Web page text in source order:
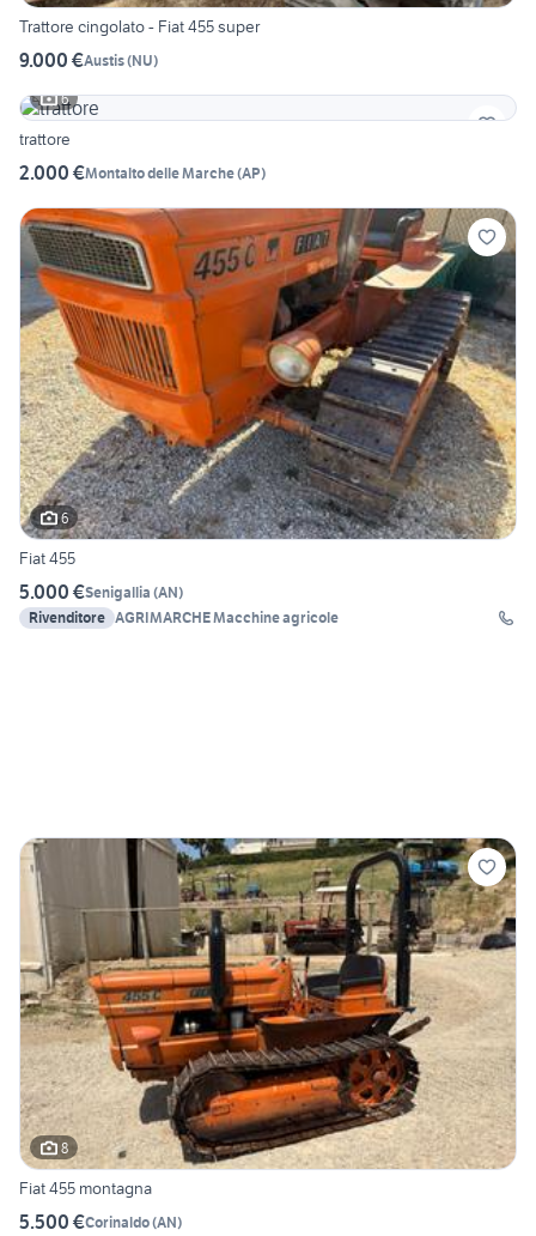
Trattore cingolato - Fiat 455 super
9.000 €Austis(NU)
6
trattore
2.000 €Montalto delle Marche(AP)
6
Fiat 455
5.000 €Senigallia (AN)
Rivenditore AGRIMARCHE Macchine agricole
8
Fiat 455 montagna
5.500 €Corinaldo(AN)